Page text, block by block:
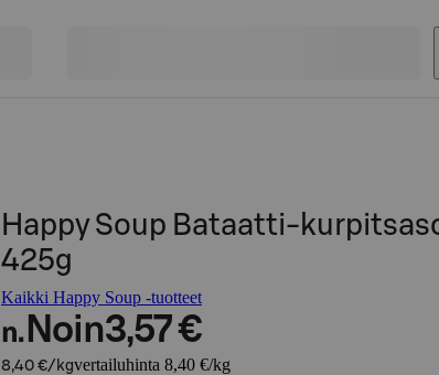
Happy Soup Bataatti-
425g
Kaikki Happy Soup -tuotteet
n. Noin3,57 €
8,40 €/kgvertailuhinta 8,40 €/kg